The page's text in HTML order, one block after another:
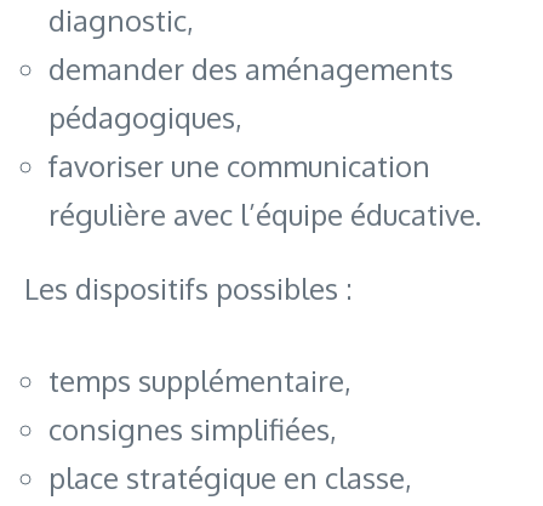
diagnostic,
demander des aménagements
pédagogiques,
favoriser une communication
régulière avec l’équipe éducative.
Les dispositifs possibles :
temps supplémentaire,
consignes simplifiées,
place stratégique en classe,